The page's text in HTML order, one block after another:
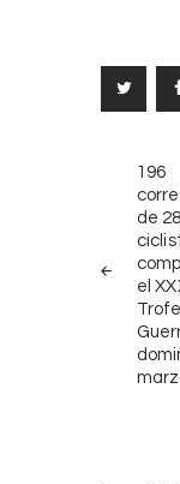
196
de
el